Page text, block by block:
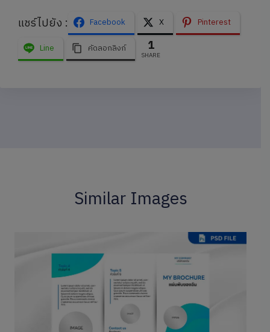
แชร์ไปยัง :
Facebook X
Pinterest
Line
คัดลอกลิงก์ 1
SHARE
Similar Images